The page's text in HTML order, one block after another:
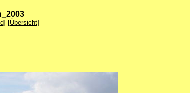
] [Übersicht]